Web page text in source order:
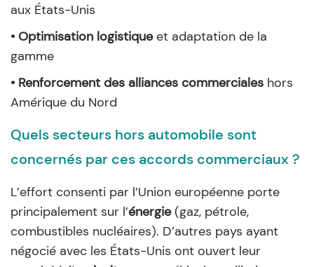
aux États-Unis
• Optimisation logistiqueet adaptation de la
gamme
• Renforcement des alliances commerciales hors
Amérique du Nord
Quels secteurs hors automobile sont
concernés par ces accords commerciaux ?
L’effort consenti par l’Union européenne porte
principalement sur l’énergie(gaz, pétrole,
combustibles nucléaires). D’autres pays ayant
négocié avec les États-Unis ont ouvert leur